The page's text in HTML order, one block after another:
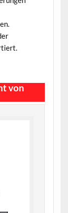
von